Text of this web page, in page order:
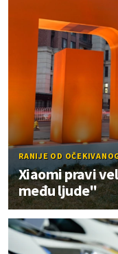
RANIJE OD
Xiaomi pravi
među ljude"